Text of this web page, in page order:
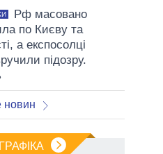
Рф масовано
по Києву та
а експосолці
підозру.
новин